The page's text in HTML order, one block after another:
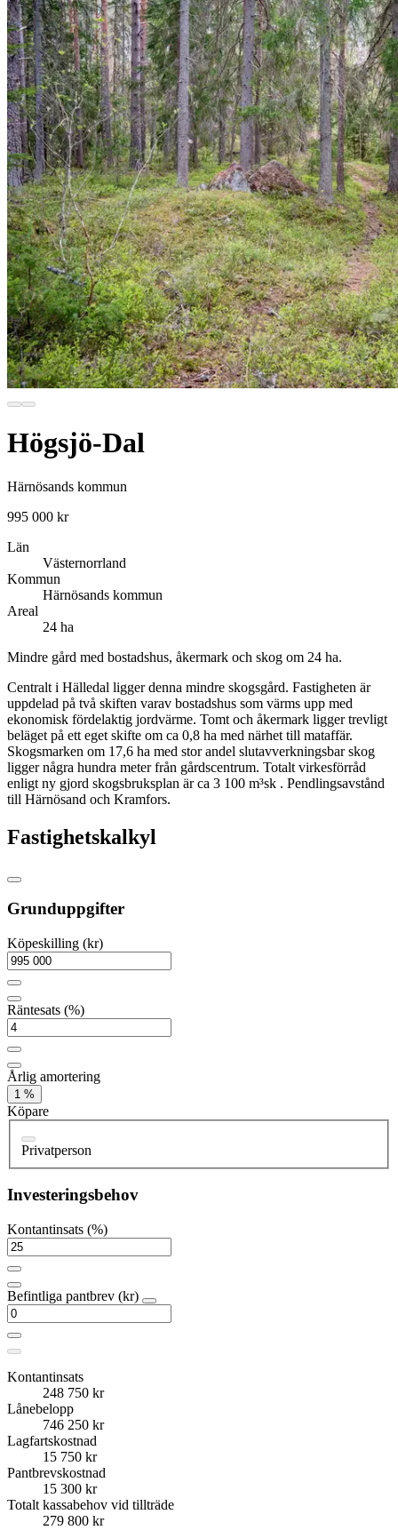
Högsjö-Dal
Härnösands kommun
995 000 kr
Län
Västernorrland
Kommun
Härnösands kommun
Areal
24 ha
Mindre gård med bostadshus, åkermark och skog om 24 ha.
Centralt i Hälledal ligger denna mindre skogsgård. Fastigheten är
uppdelad på två skiften varav bostadshus som värms upp med
ekonomisk fördelaktig jordvärme. Tomt och åkermark ligger trevligt
beläget på ett eget skifte om ca 0,8 ha med närhet till mataffär.
Skogsmarken om 17,6 ha med stor andel slutavverkningsbar skog
ligger några hundra meter från gårdscentrum. Totalt virkesförråd
enligt ny gjord skogsbruksplan är ca 3 100 m³sk . Pendlingsavstånd
till Härnösand och Kramfors.
Fastighetskalkyl
Grunduppgifter
Köpeskilling (kr)
Räntesats (%)
Årlig amortering
1 %
Köpare
Privatperson
Investeringsbehov
Kontantinsats (%)
Befintliga pantbrev (kr)
Kontantinsats
248 750 kr
Lånebelopp
746 250 kr
Lagfartskostnad
15 750 kr
Pantbrevskostnad
15 300 kr
Totalt kassabehov vid tillträde
279 800 kr